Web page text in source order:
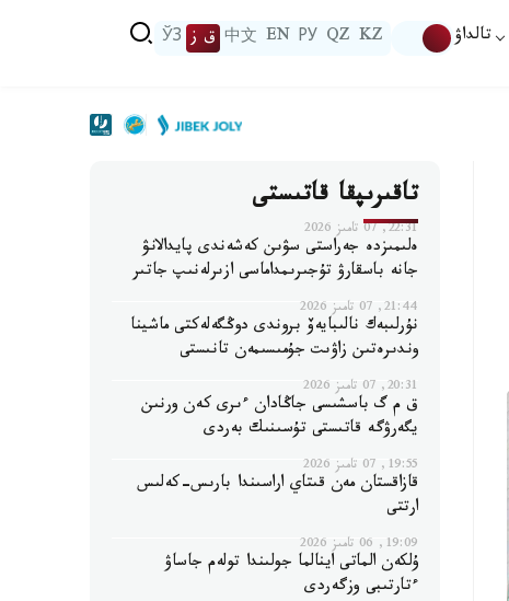
تالداۋ KZ
QZ
РУ
EN
中文 ق ز ЎЗ
تاقىرىپقا قاتىستى
22:31, 07 تامىز 2026
ەلىمىزدە جەراستى سۋىن كەشەندى پايدالانۋ
جانە باسقارۋ تۇجىرىمداماسى ازىرلەنىپ جاتىر
21:44, 07 تامىز 2026
نۇرلىبەك نالىبايەۆ بروندى دوڭگەلەكتى ماشينا
وندىرەتىن زاۋىت جۇمىسىمەن تانىستى
20:31, 07 تامىز 2026
ق م گ باسشىسى جاڭادان ءىرى كەن ورنىن
يگەرۋگە قاتىستى تۇسىنىك بەردى
19:55, 07 تامىز 2026
قازاقستان مەن قىتاي اراسىندا بارىس-كەلىس
ارتتى
19:09, 06 تامىز 2026
ۇلكەن الماتى اينالما جولىندا تولەم جاساۋ
ءتارتىبى وزگەردى